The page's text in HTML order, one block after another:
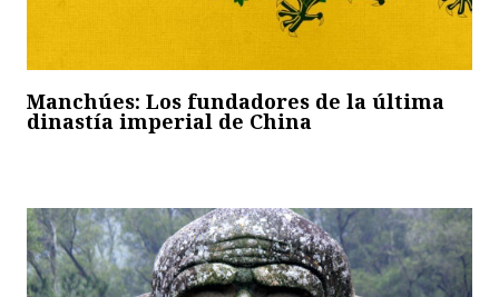
Manchúes: Los fundadores de la última
dinastía imperial de China